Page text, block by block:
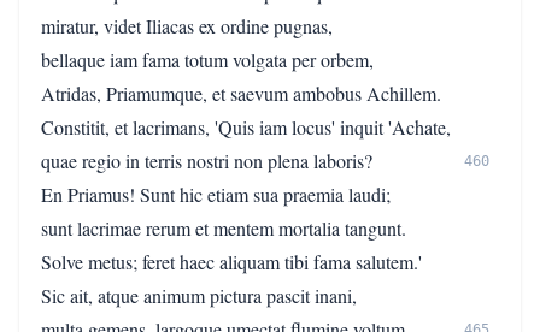
miratur, videt Iliacas ex ordine pugnas,
bellaque iam fama totum volgata per orbem,
Atridas, Priamumque, et saevum ambobus Achillem.
Constitit, et lacrimans, 'Quis iam locus' inquit 'Achate,
quae regio in terris nostri non plena laboris?
460
En Priamus! Sunt hic etiam sua praemia laudi;
sunt lacrimae rerum et mentem mortalia tangunt.
Solve metus; feret haec aliquam tibi fama salutem.'
Sic ait, atque animum pictura pascit inani,